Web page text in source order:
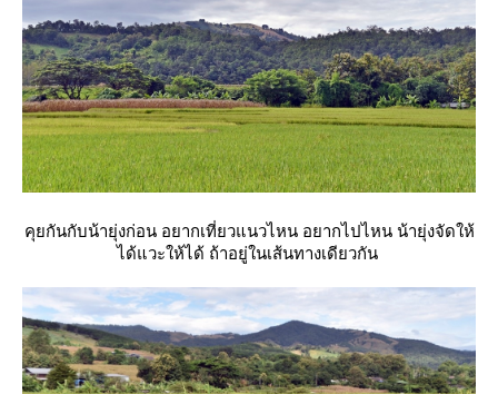
คุยกันกับน้ายุ่งก่อน อยากเที่ยวแนวไหน อยากไปไหน น้ายุ่งจัดให้
ได้แวะให้ได้ ถ้าอยู่ในเส้นทางเดียวกัน